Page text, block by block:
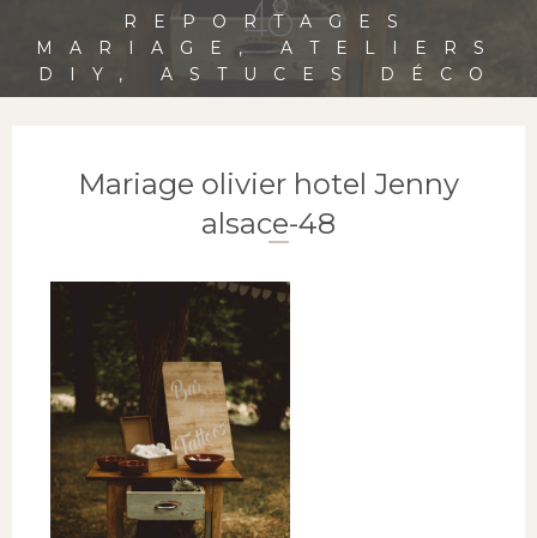
48
REPORTAGES
MARIAGE, ATELIERS
DIY, ASTUCES DÉCO
Mariage olivier hotel Jenny
alsace-48